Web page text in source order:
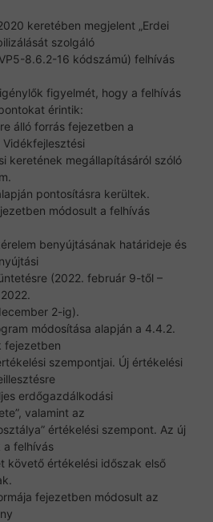
keretében megjelent „Erdei
szolgáló
8.6.2-16 kódszámú) felhívás
figyelmét, hogy a felhívás
érintik:
álló forrás fejezetben a
keretének megállapításáról szóló
pontosításra kerültek.
módosult a felhívás
benyújtásának határideje és
(2022. február 9-től –
2-ig).
módosítása alapján a 4.4.2.
fejezetben
szempontjai. Új értékelési
erdőgazdálkodási
valamint az
értékelési szempont. Az új
a felhívás
követő értékelési időszak első
fejezetben módosult az